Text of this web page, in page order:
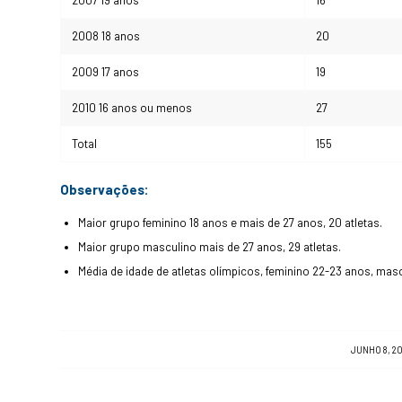
2008 18 anos 20
2009 17 anos 19
2010 16 anos ou menos 27
Total 155
Observações:
Maior grupo feminino 18 anos e mais de 27 anos, 20 atletas.
Maior grupo masculino mais de 27 anos, 29 atletas.
Média de idade de atletas olímpicos, feminino 22-23 anos,
JUNHO 8,
/